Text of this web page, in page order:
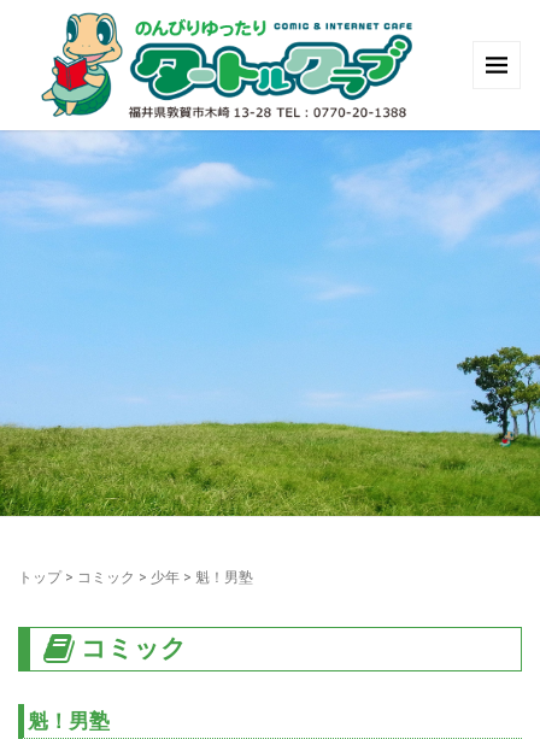
トップ> コミック > 少年 > 魁！男塾
コミック
魁！男塾